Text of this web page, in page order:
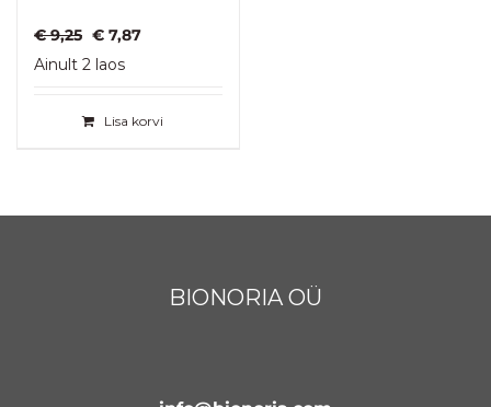
€9,25 Algne
hind
€ 7,87Praegune
Ainult 2 laos
Lisa korvi
BIONORIA OÜ